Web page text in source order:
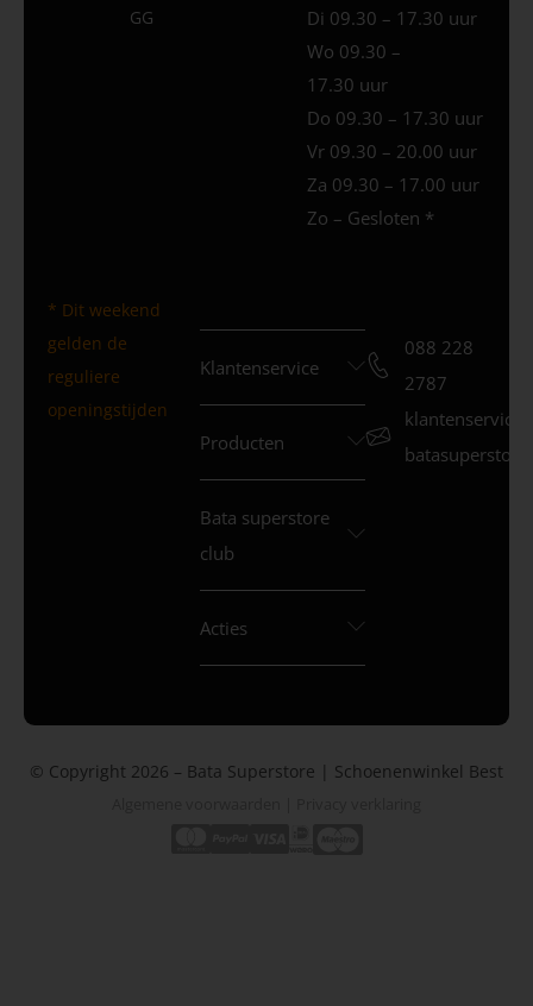
GG
Di 09.30 – 17.30 uur
Wo 09.30 –
17.30 uur
Do 09.30 – 17.30 uur
Vr 09.30 – 20.00 uur
Za 09.30 – 17.00 uur
Zo – Gesloten *
* Dit weekend
gelden de
reguliere
openingstijden
Klantenservice
Producten
Bata superstore
club
Acties
088 228
2787
© Copyright 2026 – Bata Superstore | Schoenenwinkel Best